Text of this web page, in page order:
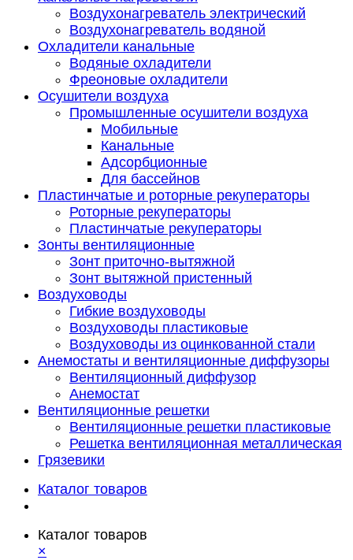
Воздухонагреватель электрический
Воздухонагреватель водяной
Охладители канальные
Водяные охладители
Фреоновые охладители
Осушители воздуха
Промышленные осушители воздуха
Мобильные
Канальные
Адсорбционные
Для бассейнов
Пластинчатые и роторные рекуператоры
Роторные рекуператоры
Пластинчатые рекуператоры
Зонты вентиляционные
Зонт приточно-вытяжной
Зонт вытяжной пристенный
Воздуховоды
Гибкие воздуховоды
Воздуховоды пластиковые
Воздуховоды из оцинкованной стали
Анемостаты и вентиляционные диффузоры
Вентиляционный диффузор
Анемостат
Вентиляционные решетки
Вентиляционные решетки пластиковые
Решетка вентиляционная металлическая
Грязевики
Каталог товаров
Каталог товаров
×